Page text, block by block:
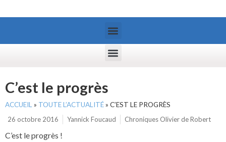
C’est le progrès
ACCUEIL » TOUTE L’ACTUALITÉ» C’EST LE PROGRÈS
26 octobre 2016
Yannick Foucaud Chroniques Olivier de Robert
C’est le progrès !